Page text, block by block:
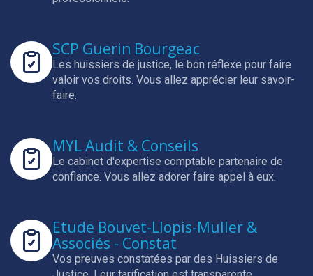
SCP Guerin Bourgeac
Les huissiers de justice, le bon réflexe pour faire
valoir vos droits. Vous allez apprécier leur savoir-
faire.
MYL Audit & Conseils
Le cabinet d'expertise comptable partenaire de
confiance. Vous allez adorer faire appel à eux.
Etude Bouvet-Llopis-Muller &
Associés - Constat
Vos preuves constatées par des Huissiers de